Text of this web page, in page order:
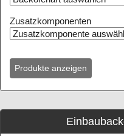
Zusatzkomponenten